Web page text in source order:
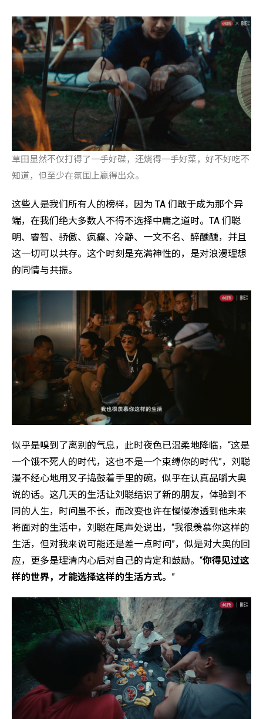
草田显然不仅打得了一手好碟，还烧得一手好菜，好不好吃不
知道，但至少在氛围上赢得出众。
这些人是我们所有人的榜样，因为 TA 们敢于成为那个异
端，在我们绝大多数人不得不选择中庸之道时。TA 们聪
明、睿智、骄傲、疯癫、冷静、一文不名、醉醺醺，并且
这一切可以共存。这个时刻是充满神性的，是对浪漫理想
的同情与共振。
似乎是嗅到了离别的气息，此时夜色已温柔地降临，“这是
一个饿不死人的时代，这也不是一个束缚你的时代”，刘聪
漫不经心地用叉子捣鼓着手里的碗，似乎在认真品嚼大奥
说的话。这几天的生活让刘聪结识了新的朋友，体验到不
同的人生，时间虽不长，而改变也许在慢慢渗透到他未来
将面对的生活中，刘聪在尾声处说出，“我很羡慕你这样的
生活，但对我来说可能还是差一点时间”，似是对大奥的回
应，更多是理清内心后对自己的肯定和鼓励。“你得见过这
样的世界，才能选择这样的生活方式。 ”